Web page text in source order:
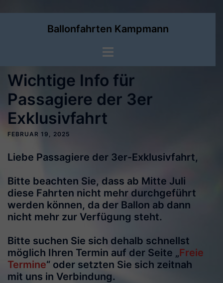
Ballonfahrten Kampmann
Menü
Wichtige Info für
Passagiere der 3er
Exklusivfahrt
FEBRUAR 19, 2025
Liebe Passagiere der 3er-Exklusivfahrt,
Bitte beachten Sie, dass ab Mitte Juli
diese Fahrten nicht mehr durchgeführt
werden können, da der Ballon ab dann
nicht mehr zur Verfügung steht.
Bitte suchen Sie sich dehalb schnellst
möglich Ihren Termin auf der Seite „Freie
Termine“ oder setzten Sie sich zeitnah
mit uns in Verbindung.